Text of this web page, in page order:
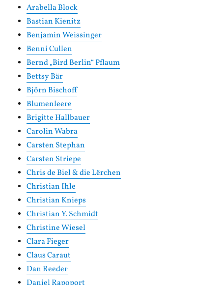
Arabella Block
Bastian Kienitz
Benjamin Weissinger
Benni Cullen
Bernd „Bird Berlin“ Pflaum
Bettsy Bär
Björn Bischoff
Blumenleere
Brigitte Hallbauer
Carolin Wabra
Carsten Stephan
Carsten Striepe
Chris de Biel & die Lërchen
Christian Ihle
Christian Knieps
Christian Y. Schmidt
Christine Wiesel
Clara Fieger
Claus Caraut
Dan Reeder